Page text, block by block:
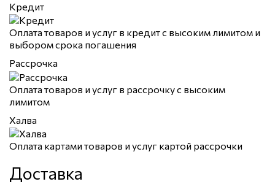
Кредит
Оплата товаров и услуг в кредит с высоким лимитом и
выбором срока погашения
Рассрочка
Оплата товаров и услуг в рассрочку с высоким
лимитом
Халва
Оплата картами товаров и услуг картой рассрочки
Доставка